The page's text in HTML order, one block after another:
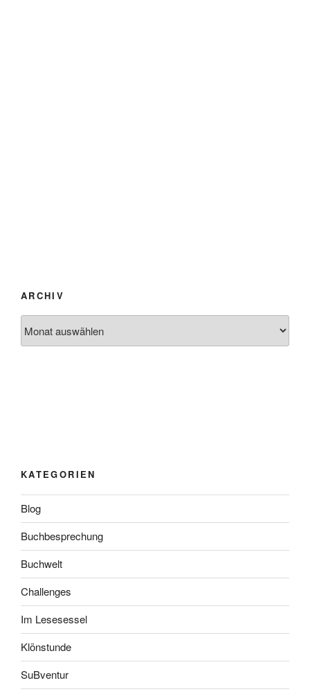
ARCHIV
KATEGORIEN
Blog
Buchbesprechung
Buchwelt
Challenges
Im Lesesessel
Klönstunde
SuBventur